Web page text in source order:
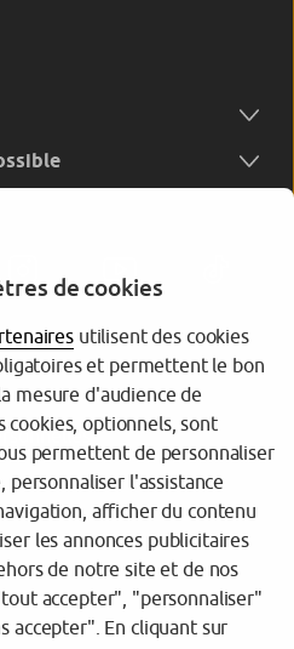
de cookies
utilisent des cookies
et permettent le bon
mesure d'audience de
cookies, optionnels, sont
permettent de personnaliser
l'assistance
afficher du contenu
les annonces publicitaires
de notre site et de nos
accepter", "personnaliser"
accepter". En cliquant sur